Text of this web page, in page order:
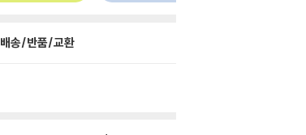
배송/반품/교환